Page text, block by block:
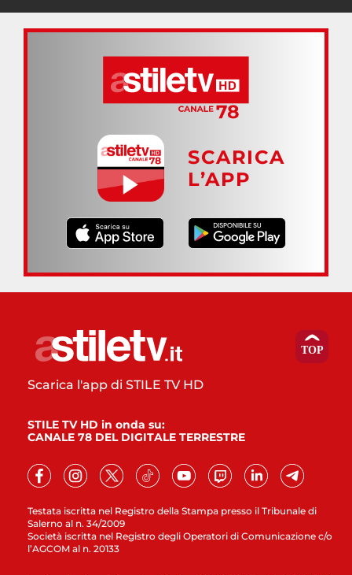
SCARICA
L’APP
Testata iscritta nel Registro della Stampa presso il Tribunale di
Salerno al n. 34/2009
Società iscritta nel Registro degli Operatori di Comunicazione c/o
l’AGCOM al n. 20133
Scarica l'app di STILE TV HD
STILE TV HD in onda su:
CANALE 78 DEL DIGITALE TERRESTRE